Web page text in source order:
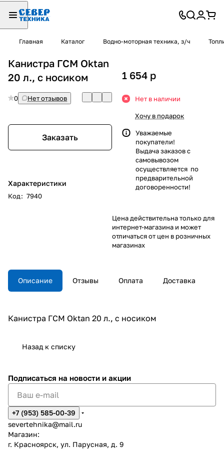
Главная Каталог Водно-моторная техника, з/ч
Канистра ГСМ Oktan
20 л., с носиком
0 Нет отзывов
Заказать
Характеристики
Код: 7940
1 654 p
Нет в наличии
Хочу в подарок
Уважаемые
покупатели!
Выдача заказов с
самовывозом
осуществляется по
предварительной
договоренности!
Цена действительна только для
интернет-магазина и может
отличаться от цен в розничных
магазинах
Описание Отзывы Оплата Доставка
Канистра ГСМ Oktan 20 л., с носиком
Назад к списку
Подписаться на новости и акции
+7 (953) 585-00-39
severtehnika@mail.ru
Магазин:
г. Красноярск, ул. Парусная, д. 9